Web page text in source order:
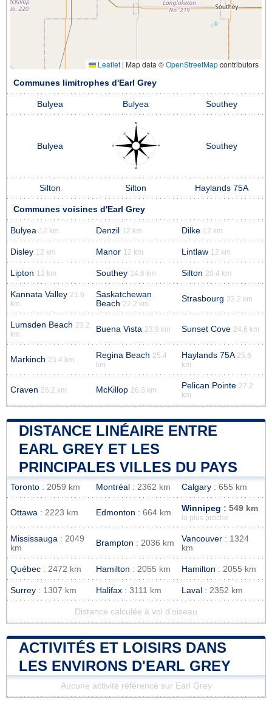
Leaflet | Map data ©OpenStreetMapcontributors
Communes limitrophes d'Earl Grey
Bulyea Bulyea Southey
Bulyea Southey
Silton Silton Haylands 75A
Communes voisines d'Earl Grey
Bulyea 12 km Denzil 12 km Dilke 12 km
Disley 12 km Manor 12 km Lintlaw 12 km
Lipton 12 km Southey 14.6 km Silton 20.4 km
Kannata Valley 21.6
km
Saskatchewan
Beach 22.2 km
Strasbourg 22.2 km
Lumsden Beach 23.2
km
Buena Vista 23.9 km Sunset Cove 24.6 km
Markinch 25.4 km Regina Beach 25.4
km
Haylands 75A 25.6
km
Craven 26.2 km McKillop 26.3 km Pelican Pointe 27.2
km
DISTANCE LINÉAIRE ENTRE
EARL GREY ET LES
PRINCIPALES VILLES DU PAYS
Toronto : 2059 km Montréal : 2362 km Calgary : 655 km
Ottawa : 2223 km Edmonton : 664 km Winnipeg : 549 km
la plus proche
Mississauga : 2049
km
Brampton : 2036 km Vancouver : 1324
km
Québec : 2472 km Hamilton : 2055 km Hamilton : 2055 km
Surrey : 1307 km Halifax : 3111 km Laval : 2352 km
Distance calculée à vol d'oiseau
ACTIVITÉS ET LOISIRS DANS
LES ENVIRONS D'EARL GREY
Aucune activité référencé sur Earl Grey